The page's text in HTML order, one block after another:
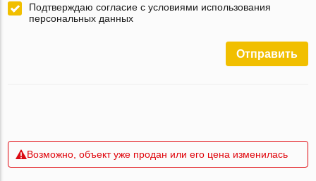
Подтверждаю согласие с условиями использования
персональных данных
Отправить
Возможно, объект уже продан или его цена изменилась